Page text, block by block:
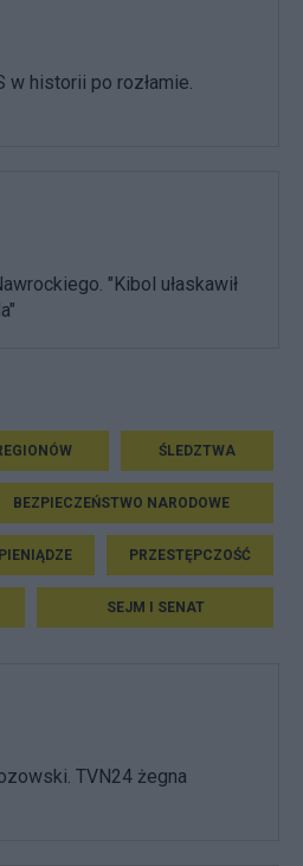
w historii po rozłamie.
"Kibol ułaskawił
ŚLEDZTWA
BEZPIECZEŃSTWO NARODOWE
PIENIĄDZE PRZESTĘPCZOŚĆ
SEJM I SENAT
TVN24 żegna